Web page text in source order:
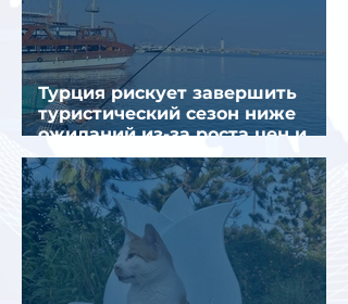
Турция рискует завершить
туристический сезон ниже
ожиданий из-за роста цен и
снижения спроса